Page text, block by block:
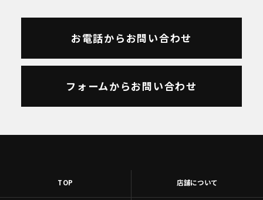
お電話からお問い合わせ
フォームからお問い合わせ
TOP 店舗について